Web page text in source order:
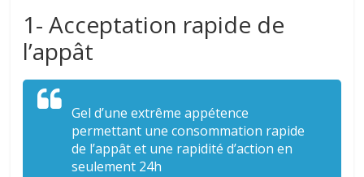
1- Acceptation rapide de
l’appât
Gel d’une extrême appétence
permettant une consommation rapide
de l’appât et une rapidité d’action en
seulement 24h